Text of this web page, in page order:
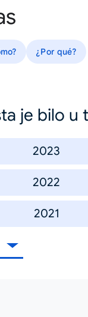
¿Por qué?
je bilo u
2023
2022
2021